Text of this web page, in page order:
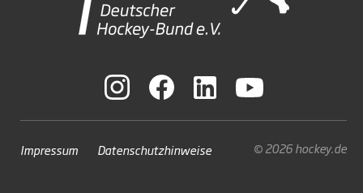
Impressum Datenschutzhinweise © 2026 hockey.de